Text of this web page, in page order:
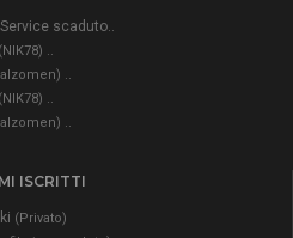
Service scaduto..
(NIK78) ..
..
(NIK78) ..
..
ISCRITTI
(Privato)